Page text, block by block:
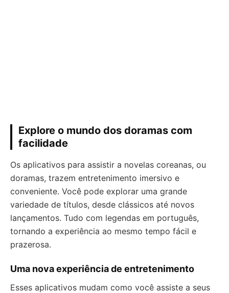
Explore o mundo dos doramas com
facilidade
Os aplicativos para assistir a novelas coreanas, ou
doramas, trazem entretenimento imersivo e
conveniente. Você pode explorar uma grande
variedade de títulos, desde clássicos até novos
lançamentos. Tudo com legendas em português,
tornando a experiência ao mesmo tempo fácil e
prazerosa.
Uma nova experiência de entretenimento
Esses aplicativos mudam como você assiste a seus